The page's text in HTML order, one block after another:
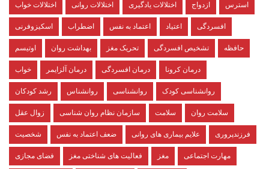
اختلالات خواب اختلالات روانی اختلالات یادگیری ازدواج استرس
اسکیزوفرنی اضطراب اعتماد به نفس اعتیاد افسردگی
اوتیسم بهداشت روان تحریک مغز تشخیص افسردگی حافظه
خواب درمان آلزایمر درمان افسردگی درمان کرونا
رشد کودکان روانشناس روانشناسی روانشناسی کودک
زوال عقل سازمان نظام روان شناسی سلامت سلامت روان
شخصیت ضعف اعتماد به نفس علایم بیماری های روانی فرزندپروری
فضای مجازی فعالیت های شناختی مغز مغز مهارت اجتماعی